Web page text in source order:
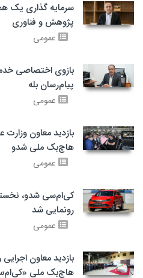
سرمایه گذاری یک
پژوهش و فناوری
عمومی
بازوی اختصاصی
پیام‌رسان بله
عمومی
بازدید معاون وزارت
هاچ‌بک ملی شدو
عمومی
کی‌ام‌سی شدو،
رونمایی شد
عمومی
بازدید معاون
هاچ‌بک ملی